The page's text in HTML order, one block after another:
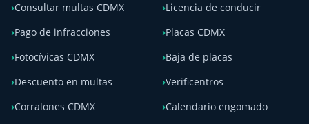
Consultar multas CDMX
Pago de infracciones
Fotocívicas CDMX
Descuento en multas
Corralones CDMX
Licencia de conducir
Placas CDMX
Baja de placas
Verificentros
Calendario engomado